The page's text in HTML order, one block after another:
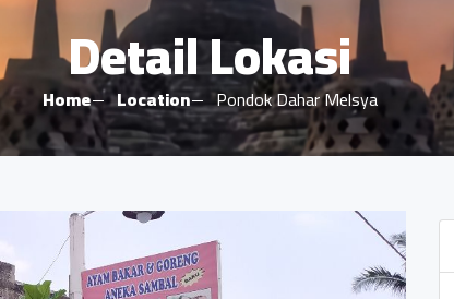
Detail Lokasi
Home Location Pondok Dahar Melsya